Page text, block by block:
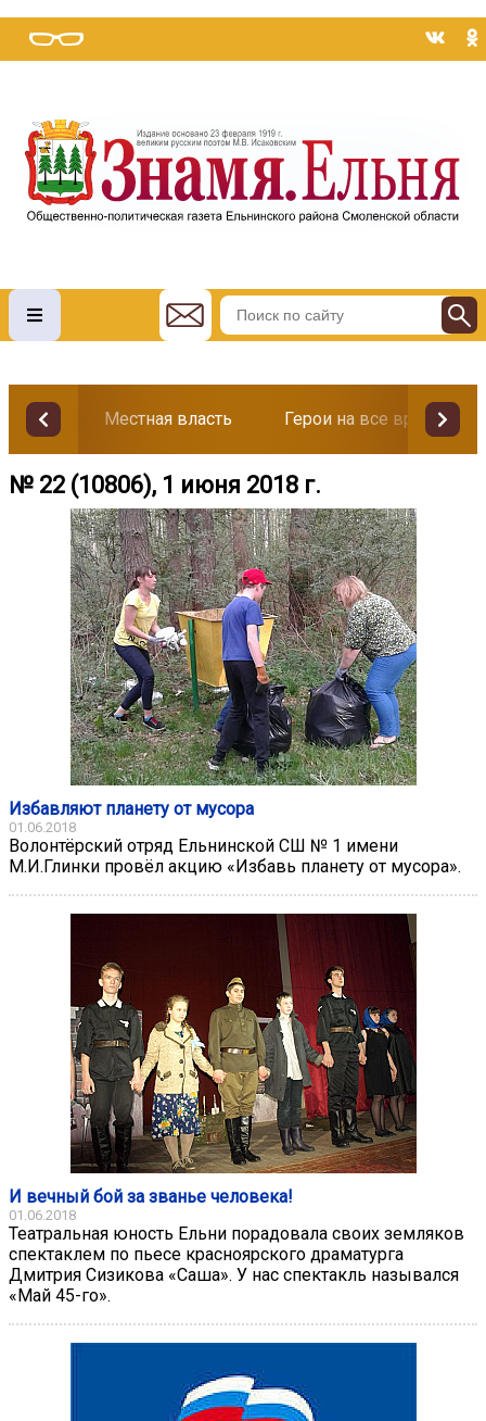
Местная власть Герои на все времена
№ 22 (10806), 1 июня 2018 г.
Избавляют планету от мусора
01.06.2018
Волонтёрский отряд Ельнинской СШ № 1 имени
М.И.Глинки провёл акцию «Избавь планету от мусора».
И вечный бой за званье человека!
01.06.2018
Театральная юность Ельни порадовала своих земляков
спектаклем по пьесе красноярского драматурга
Дмитрия Сизикова «Саша». У нас спектакль назывался
«Май 45-го».